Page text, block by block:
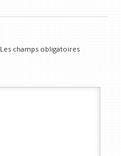
Les champs obligatoires